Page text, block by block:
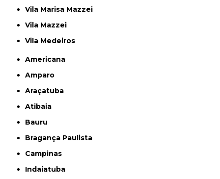
Vila Marisa Mazzei
Vila Mazzei
Vila Medeiros
Americana
Amparo
Araçatuba
Atibaia
Bauru
Bragança Paulista
Campinas
Indaiatuba